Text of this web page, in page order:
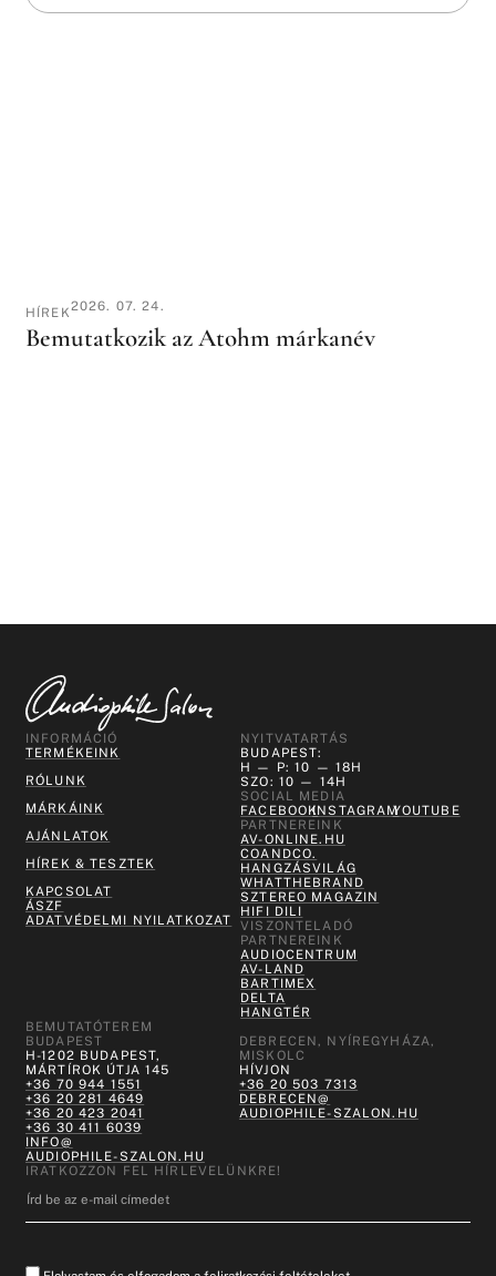
HÍREK2026. 07. 24.
Bemutatkozik az Atohm márkanév
INFORMÁCIÓ
TERMÉKEINK
RÓLUNK
MÁRKÁINK
AJÁNLATOK
HÍREK & TESZTEK
KAPCSOLAT
ÁSZF
ADATVÉDELMI NYILATKOZAT
NYITVATARTÁS
BUDAPEST:
H — P: 10 — 18H
SZO: 10 — 14H
SOCIAL MEDIA
FACEBOOKINSTAGRAMYOUTUBE
PARTNEREINK
AV-ONLINE.HU
COANDCO.
HANGZÁSVILÁG
WHATTHEBRAND
SZTEREO MAGAZIN
HIFI DILI
VISZONTELADÓ
PARTNEREINK
AUDIOCENTRUM
AV-LAND
BARTIMEX
DELTA
HANGTÉR
BEMUTATÓTEREM
BUDAPEST
H-1202 BUDAPEST,
MÁRTÍROK ÚTJA 145
+36 70 944 1551
+36 20 281 4649
+36 20 423 2041
+36 30 411 6039
INFO@
AUDIOPHILE-SZALON.HU
DEBRECEN, NYÍREGYHÁZA,
MISKOLC
HÍVJON
+36 20 503 7313
DEBRECEN@
AUDIOPHILE-SZALON.HU
IRATKOZZON FEL HÍRLEVELÜNKRE!